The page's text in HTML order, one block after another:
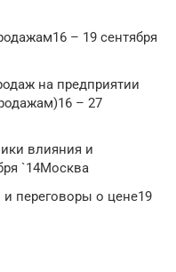
– 19 сентября
на предприятии
– 27
влияния и
`14Москва
переговоры о цене19